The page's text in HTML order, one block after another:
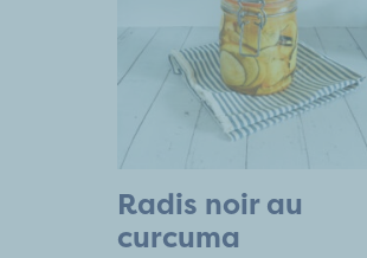
Radis noir au
curcuma